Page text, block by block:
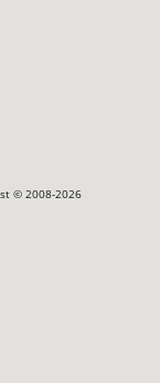
© 2008-2026